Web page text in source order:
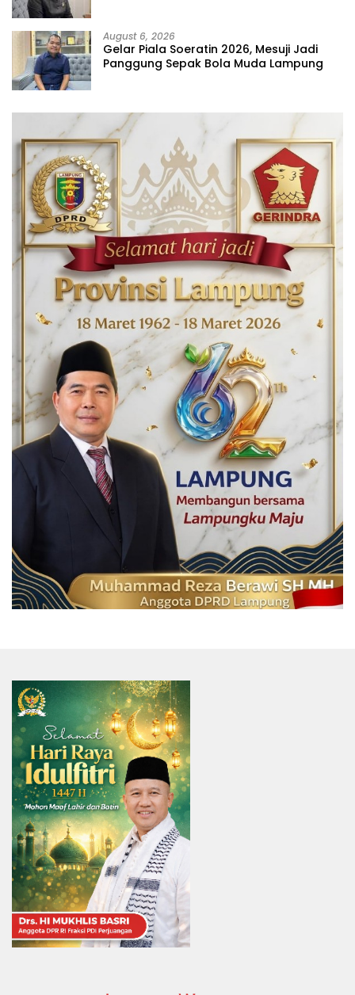
August 6, 2026
Gelar Piala Soeratin 2026, Mesuji Jadi
Panggung Sepak Bola Muda Lampung